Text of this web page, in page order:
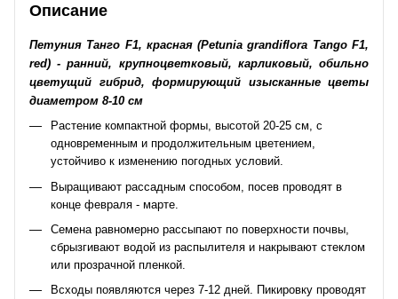
Описание
Петуния Танго F1, красная (Petunia grandiflora Tango F1,
red) - ранний, крупноцветковый, карликовый, обильно
цветущий гибрид, формирующий изысканные цветы
диаметром 8-10 см
Растение компактной формы, высотой 20-25 см, с
одновременным и продолжительным цветением,
устойчиво к изменению погодных условий.
Выращивают рассадным способом, посев проводят в
конце февраля - марте.
Семена равномерно рассыпают по поверхности почвы,
сбрызгивают водой из распылителя и накрывают стеклом
или прозрачной пленкой.
Всходы появляются через 7-12 дней. Пикировку проводят